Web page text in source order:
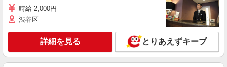
時給 2,000円
渋谷区
詳細を見る とりあえずキープ